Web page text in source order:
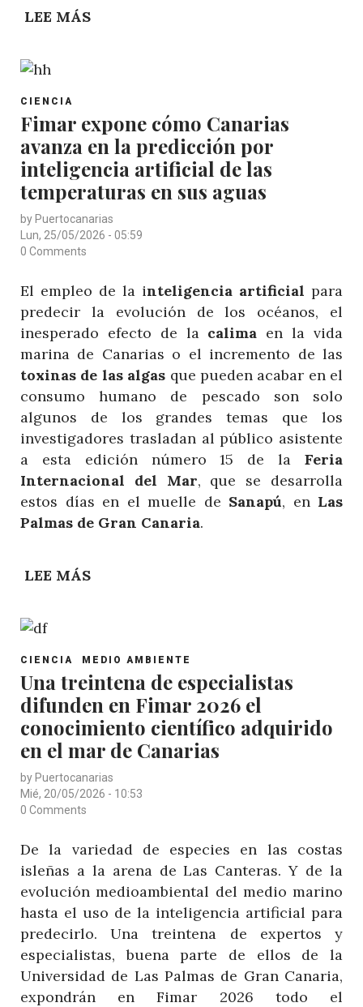
LEE MÁS
MONTES
SUBMARINOS
PROFUNDOS
DE
POST
CIENCIA
Fimar expone cómo Canarias
avanza en la predicción por
inteligencia artificial de las
temperaturas en sus aguas
by Puertocanarias
Lun, 25/05/2026 - 05:59
0 Comments
El empleo de la inteligencia artificial para
predecir la evolución de los océanos, el
inesperado efecto de la calima en la vida
marina de Canarias o el incremento de las
toxinas de las algas que pueden acabar en el
consumo humano de pescado son solo
algunos de los grandes temas que los
investigadores trasladan al público asistente
a esta edición número 15 de la Feria
Internacional del Mar, que se desarrolla
estos días en el muelle de Sanapú, en Las
Palmas de Gran Canaria.
LEE MÁS
CANARIAS
AVANZA
EN
LA
PREDICCIÓN
INTELIGENCIA
LAS
TEMPERATURAS
EN
SUS
AGUAS
POST
CIENCIA MEDIO AMBIENTE
Una treintena de especialistas
difunden en Fimar 2026 el
conocimiento científico adquirido
en el mar de Canarias
by Puertocanarias
Mié, 20/05/2026 - 10:53
0 Comments
De la variedad de especies en las costas
isleñas a la arena de Las Canteras. Y de la
evolución medioambiental del medio marino
hasta el uso de la inteligencia artificial para
predecirlo. Una treintena de expertos y
especialistas, buena parte de ellos de la
Universidad de Las Palmas de Gran Canaria,
expondrán en Fimar 2026 todo el